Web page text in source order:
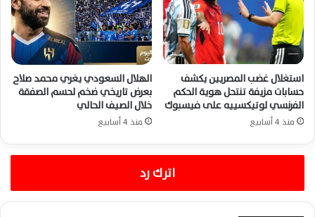
استغلال غضب المصريين يكشف
حسابات مزيفة تنتحل هوية الحكم
الفرنسي لوتيكسييه على فيسبوك
منذ 4 أسابيع
الهلال السعودي يغري محمد صلاح
بعرض تاريخي ضخم لحسم الصفقة
خلال الصيف الحالي
منذ 4 أسابيع
اترك رد